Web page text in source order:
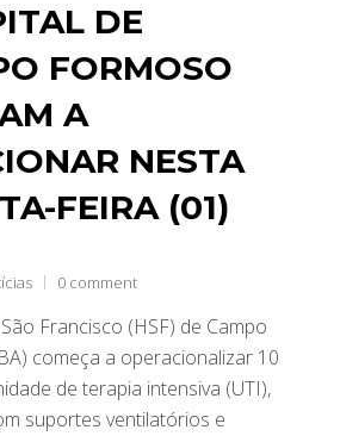
DE
FORMOSO
A
NESTA
FEIRA (01)
0 comment
Francisco (HSF) de Campo
começa a operacionalizar 10
de terapia intensiva (UTI),
suportes ventilatórios e